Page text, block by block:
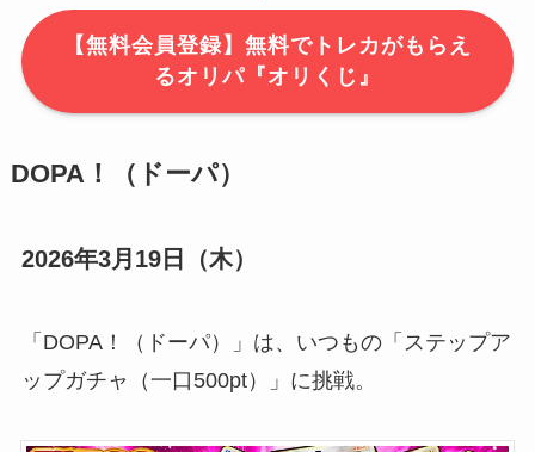
【無料会員登録】無料でトレカがもらえ
るオリパ『オリくじ』
DOPA！（ドーパ）
2026年3月19日（木）
「DOPA！（ドーパ）」は、いつもの「ステップア
ップガチャ（一口500pt）」に挑戦。